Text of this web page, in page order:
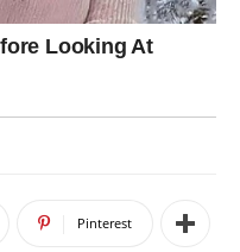
Pinterest